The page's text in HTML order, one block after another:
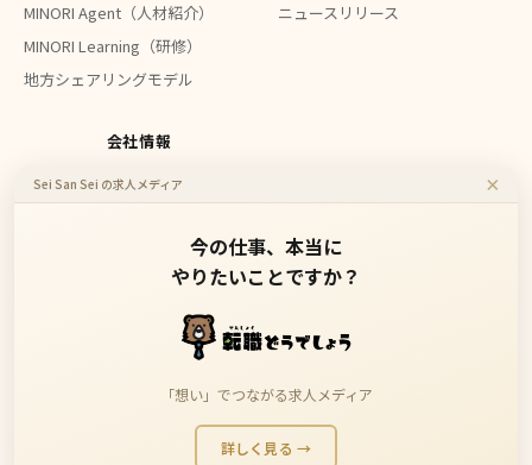
MINORI Agent（人材紹介）
MINORI Learning（研修）
地方シェアリングモデル
ニュースリリース
会社情報
会社概要
地方企業のDXを、もっと身近に、もっと安価に。
Copyright 2023 Sei San Sei Inc. All Rights Reserved.
Sei San Sei の求人メディア ×
今の仕事、本当に
やりたいことですか？
「想い」でつながる求人メディア
詳しく見る →